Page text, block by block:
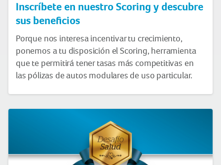
Inscríbete en nuestro Scoring y descubre
sus beneficios
Porque nos interesa incentivar tu crecimiento,
ponemos a tu disposición el Scoring, herramienta
que te permitirá tener tasas más competitivas en
las pólizas de autos modulares de uso particular.